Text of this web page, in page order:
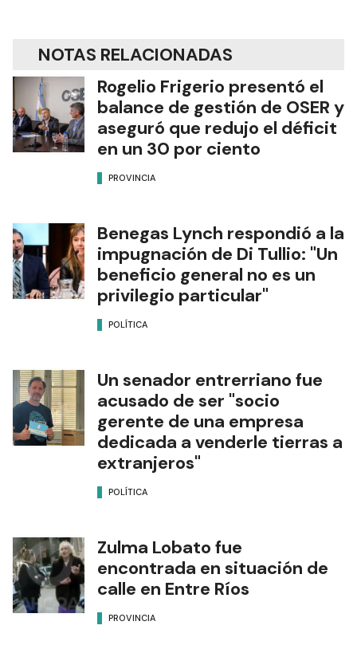
NOTAS RELACIONADAS
Rogelio Frigerio presentó el
balance de gestión de OSER y
aseguró que redujo el déficit
en un 30 por ciento
PROVINCIA
Benegas Lynch respondió a la
impugnación de Di Tullio: "Un
beneficio general no es un
privilegio particular"
POLÍTICA
Un senador entrerriano fue
acusado de ser "socio
gerente de una empresa
dedicada a venderle tierras a
extranjeros"
POLÍTICA
Zulma Lobato fue
encontrada en situación de
calle en Entre Ríos
PROVINCIA